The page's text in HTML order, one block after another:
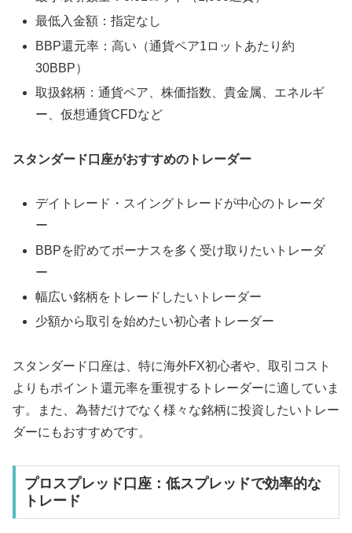
最低入金額：指定なし
BBP還元率：高い（通貨ペア1ロットあたり約
30BBP）
取扱銘柄：通貨ペア、株価指数、貴金属、エネルギ
ー、仮想通貨CFDなど
スタンダード口座がおすすめのトレーダー
デイトレード・スイングトレードが中心のトレーダ
ー
BBPを貯めてボーナスを多く受け取りたいトレーダ
ー
幅広い銘柄をトレードしたいトレーダー
少額から取引を始めたい初心者トレーダー
スタンダード口座は、特に海外FX初心者や、取引コスト
よりもポイント還元率を重視するトレーダーに適していま
す。また、為替だけでなく様々な銘柄に投資したいトレー
ダーにもおすすめです。
プロスプレッド口座：低スプレッドで効率的な
トレード